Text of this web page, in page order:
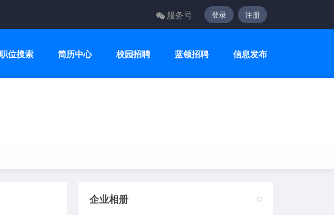
服务号 登录 注册
职位搜索 简历中心 校园招聘 蓝领招聘 信息发布
企业相册 2